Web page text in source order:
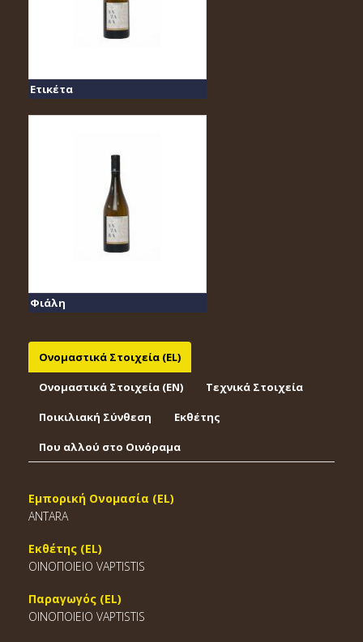
Ετικέτα
Φιάλη
Ονομαστικά Στοιχεία (EL)
Ονομαστικά Στοιχεία (EΝ) Τεχνικά Στοιχεία
Ποικιλιακή Σύνθεση Εκθέτης
Που αλλού στο Οινόραμα
Εμπορική Ονομασία (EL)
ANTARA
Εκθέτης (EL)
ΟΙΝΟΠΟΙΕΙΟ VAPTISTIS
Παραγωγός (EL)
ΟΙΝΟΠΟΙΕΙΟ VAPTISTIS